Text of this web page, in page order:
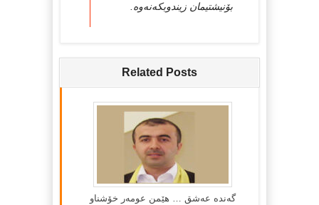
بۆنیشتیمان زیندوبكه‌نه‌وه‌.
Related Posts
گه‌نده‌ عه‌شق … هێمن عومه‌ر خۆشناو